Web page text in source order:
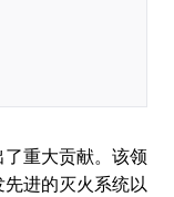
重大贡献。该领
进的灭火系统以